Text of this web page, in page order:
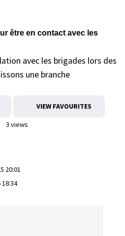
être en contact avec les
avec les brigades lors des
une branche
VIEW FAVOURITES
3 views
20:01
18:34